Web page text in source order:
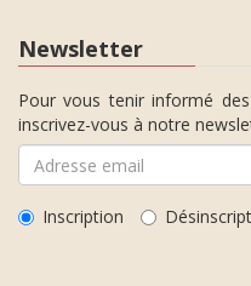
Newsletter
Pour vous tenir informé
inscrivez-vous à notre
Inscription